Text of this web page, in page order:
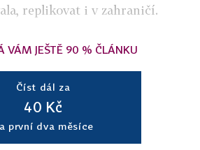
replikovat i v zahraničí.
VÁM JEŠTĚ 90 % ČLÁNKU
Číst dál za
40 Kč
první dva měsíce